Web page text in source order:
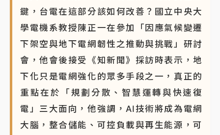
鍵，台電在這部分該如何改善？國立中央大
學電機系教授陳正一在參加「因應氣候變遷
下架空與地下電網韌性之推動與挑戰」研討
會，他會後接受《知新聞》採訪時表示，地
下化只是電網強化的眾多手段之一，真正的
重點在於「規劃分散、智慧運轉與快速復
電」三大面向，他強調，AI技術將成為電網
大腦，整合儲能、可控負載與再生能源，可